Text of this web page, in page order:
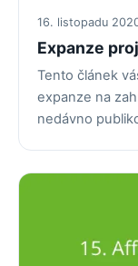
16. listopadu
Expanze
Tento článek
expanze na
nedávno